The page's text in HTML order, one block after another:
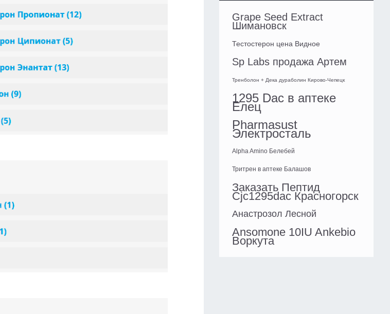
Grape Seed Extract
Шимановск
Тестостерон цена Видное
Sp Labs продажа Артем
Тренболон + Дека дураболин Кирово-Чепецк
1295 Dac в аптеке
Елец
Pharmasust
Электросталь
Alpha Amino Белебей
Тритрен в аптеке Балашов
Заказать Пептид
Cjc1295dac Красногорск
Анастрозол Лесной
Ansomone 10IU Ankebio
Воркута